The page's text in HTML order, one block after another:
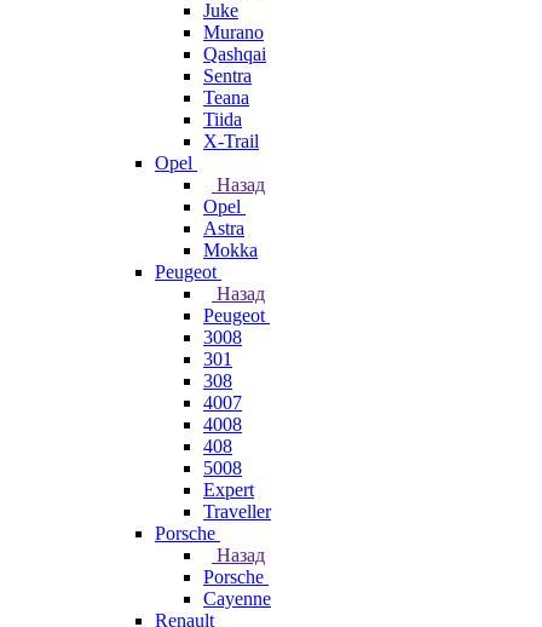
Juke
Murano
Qashqai
Sentra
Teana
Tiida
X-Trail
Opel
Назад
Opel
Astra
Mokka
Peugeot
Назад
Peugeot
3008
301
308
4007
4008
408
5008
Expert
Traveller
Porsche
Назад
Porsche
Cayenne
Renault